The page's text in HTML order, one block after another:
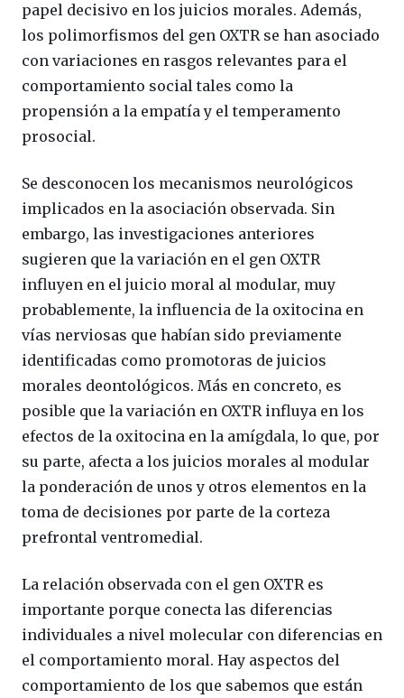
papel decisivo en los juicios morales. Además,
los polimorfismos del gen OXTR se han asociado
con variaciones en rasgos relevantes para el
comportamiento social tales como la
propensión a la empatía y el temperamento
prosocial.
Se desconocen los mecanismos neurológicos
implicados en la asociación observada. Sin
embargo, las investigaciones anteriores
sugieren que la variación en el gen OXTR
influyen en el juicio moral al modular, muy
probablemente, la influencia de la oxitocina en
vías nerviosas que habían sido previamente
identificadas como promotoras de juicios
morales deontológicos. Más en concreto, es
posible que la variación en OXTR influya en los
efectos de la oxitocina en la amígdala, lo que, por
su parte, afecta a los juicios morales al modular
la ponderación de unos y otros elementos en la
toma de decisiones por parte de la corteza
prefrontal ventromedial.
La relación observada con el gen OXTR es
importante porque conecta las diferencias
individuales a nivel molecular con diferencias en
el comportamiento moral. Hay aspectos del
comportamiento de los que sabemos que están